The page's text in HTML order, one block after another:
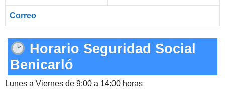
Correo
Horario Seguridad Social
Benicarló
Lunes a Viernes de 9:00 a 14:00 horas